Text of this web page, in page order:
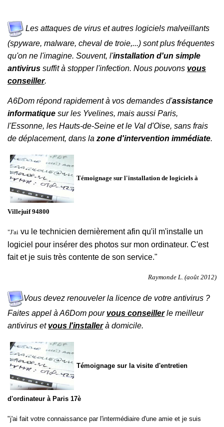
Les attaques de virus et autres logiciels malveillants
(spyware, malware, cheval de troie,...) sont plus fréquentes
qu'on ne l'imagine. Souvent, l'installation d'un simple
antivirus suffit à stopper l'infection. Nous pouvons vous
conseiller.
A6Dom répond rapidement à vos demandes d'assistance
informatique sur les Yvelines, mais aussi Paris,
l'Essonne, les Hauts-de-Seine et le Val d'Oise, sans frais
de déplacement, dans la zone d'intervention immédiate.
Témoignage sur l'installation de logiciels à
Villejuif 94800
"J'ai vu le technicien dernièrement afin qu'il m'installe un
logiciel pour insérer des photos sur mon ordinateur. C'est
fait et je suis très contente de son service."
Raymonde L. (août 2012)
Vous devez renouveler la licence de votre antivirus ?
Faites appel à A6Dom pour vous conseillerle meilleur
antivirus et vous l'installerà domicile.
Témoignage sur la visite d'entretien
d'ordinateur à Paris 17è
"j'ai fait votre connaissance par l'intermédiaire d'une amie et je suis